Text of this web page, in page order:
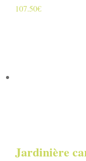
107.50€
Jardinière